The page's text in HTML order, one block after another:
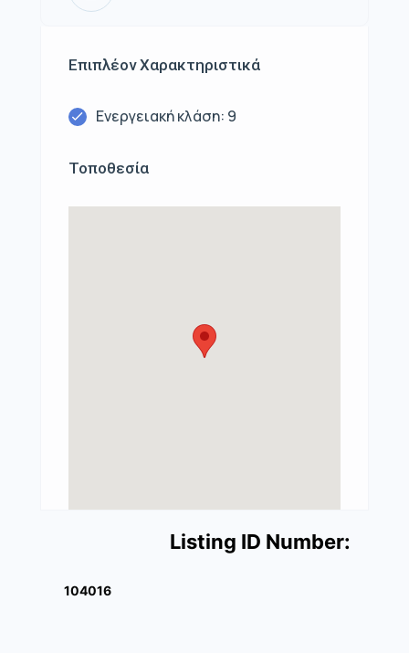
Επιπλέον Χαρακτηριστικά
Ενεργειακή κλάση: 9
Τοποθεσία
Listing ID Number:
104016